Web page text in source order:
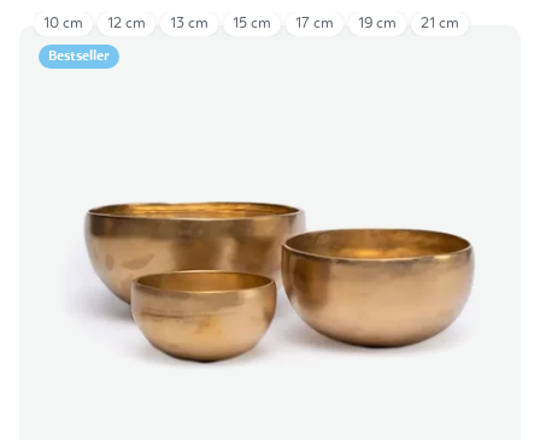
Bestseller
10 cm 12 cm 13 cm 15 cm 17 cm 19 cm 21 cm